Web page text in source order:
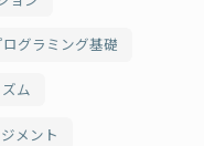
ログラミング基礎
ム
メント